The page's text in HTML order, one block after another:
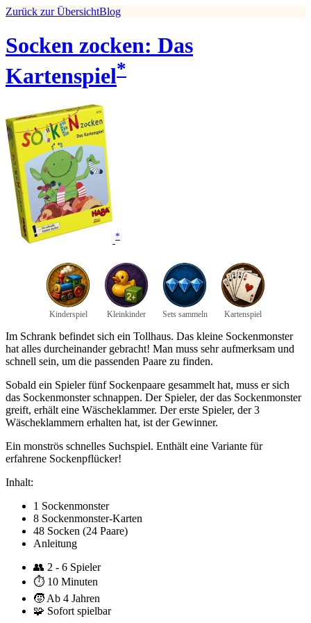
Zurück zur ÜbersichtBlog
Socken zocken: Das
Kartenspiel*
*
Kinderspiel Kleinkinder Sets sammeln Kartenspiel
Im Schrank befindet sich ein Tollhaus. Das kleine Sockenmonster
hat alles durcheinander gebracht! Man muss sehr aufmerksam und
schnell sein, um die passenden Paare zu finden.
Sobald ein Spieler fünf Sockenpaare gesammelt hat, muss er sich
das Sockenmonster schnappen. Der Spieler, der das Sockenmonster
greift, erhält eine Wäscheklammer. Der erste Spieler, der 3
Wäscheklammern erhalten hat, ist der Gewinner.
Ein monströs schnelles Suchspiel. Enthält eine Variante für
erfahrene Sockenpflücker!
Inhalt:
1 Sockenmonster
8 Sockenmonster-Karten
48 Socken (24 Paare)
Anleitung
👥 2 - 6 Spieler
⏱️ 10 Minuten
🧒 Ab 4 Jahren
🧩 Sofort spielbar